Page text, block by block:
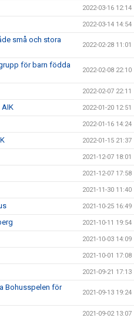
2022-03-16 12:14
2022-03-14 14:54
små och stora
2022-02-28 11:01
för barn födda
2022-02-08 22:10
2022-02-07 22:11
AIK 2022-01-20 12:51
2022-01-16 14:24
2022-01-15 21:37
2021-12-07 18:01
2021-12-07 17:58
2021-11-30 11:40
2021-10-25 16:49
2021-10-11 19:54
2021-10-03 14:09
2021-10-01 17:08
2021-09-21 17:13
Bohusspelen för
2021-09-13 19:24
2021-09-02 13:07